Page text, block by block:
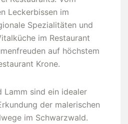
Leckerbissen im
Spezialitäten und
im Restaurant
auf höchstem
Krone.
Lamm sind ein idealer
der malerischen
im Schwarzwald.